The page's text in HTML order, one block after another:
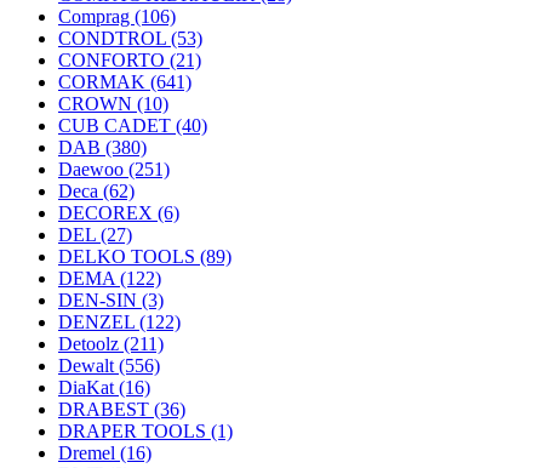
Comprag (106)
CONDTROL (53)
CONFORTO (21)
CORMAK (641)
CROWN (10)
CUB CADET (40)
DAB (380)
Daewoo (251)
Deca (62)
DECOREX (6)
DEL (27)
DELKO TOOLS (89)
DEMA (122)
DEN-SIN (3)
DENZEL (122)
Detoolz (211)
Dewalt (556)
DiaKat (16)
DRABEST (36)
DRAPER TOOLS (1)
Dremel (16)